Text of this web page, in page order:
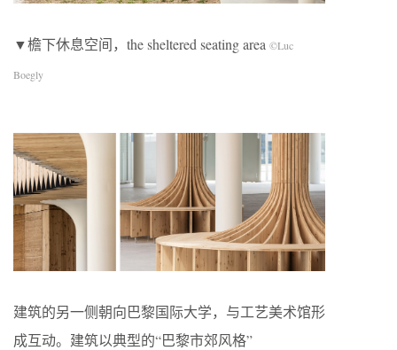
▼檐下休息空间，the sheltered seating area ©Luc
Boegly
建筑的另一侧朝向巴黎国际大学，与工艺美术馆形
成互动。建筑以典型的“巴黎市郊风格”